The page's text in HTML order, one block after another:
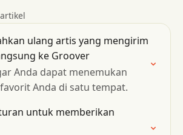
ulang artis yang mengirim
ke Groover
Anda dapat menemukan
Anda di satu tempat.
untuk memberikan